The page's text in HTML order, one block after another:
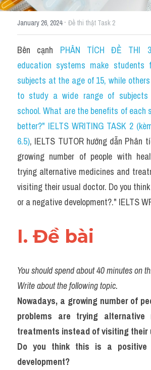
Grammar
Collocation
Cách paraphrase
Noun
Cấu trúc câu
Giải đề THPT
Report đề thi thật IELTS GENERAL
Adv
Từ vựng theo tiền tố
Task 1
Ngân hàng đề thi máy
Phân biệt từ
January 26, 2024· Đề thi thật Task 2
Bên cạnh PHÂN TÍCH ĐỀ THI
education systems make students
subjects at the age of 15, while
to study a wide range of subjects
school. What are the benefits of each
better?" IELTS WRITING TASK 2
6.5), IELTS TUTOR hướng dẫn Phân
growing number of people with
trying alternative medicines and
visiting their usual doctor. Do you
or a negative development?." IELTS
I. Đề bài
You should spend about 40 minutes on
Write about the following topic.
Nowadays, a growing number of
problems are trying alternative
treatments instead of visiting their
Do you think this is a
development?